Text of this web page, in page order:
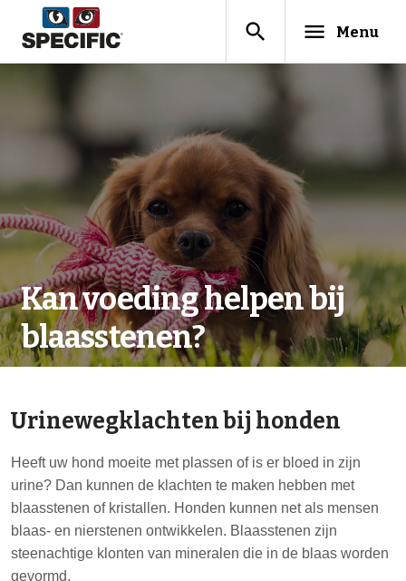
search menu Menu
Kan voeding helpen bij
blaasstenen?
Urinewegklachten bij honden
Heeft uw hond moeite met plassen of is er bloed in zijn
urine? Dan kunnen de klachten te maken hebben met
blaasstenen of kristallen. Honden kunnen net als mensen
blaas- en nierstenen ontwikkelen. Blaasstenen zijn
steenachtige klonten van mineralen die in de blaas worden
gevormd.